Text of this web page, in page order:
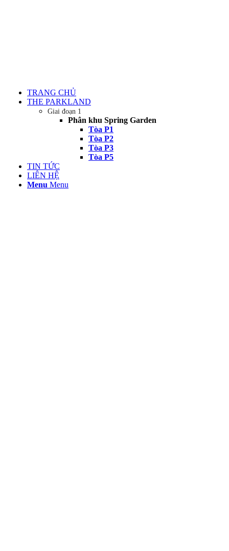
TRANG CHỦ
THE PARKLAND
Giai đoạn 1
Phân khu Spring Garden
Tòa P1
Tòa P2
Tòa P3
Tòa P5
TIN TỨC
LIÊN HỆ
Menu Menu